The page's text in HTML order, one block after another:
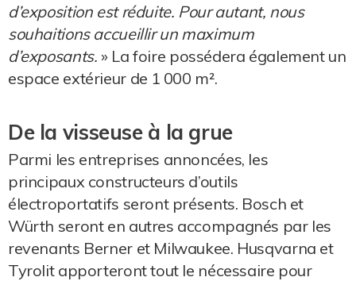
d’exposition est réduite. Pour autant, nous
souhaitions accueillir un maximum
d’exposants. » La foire possédera également un
espace extérieur de 1 000 m².
De la visseuse à la grue
Parmi les entreprises annoncées, les
principaux constructeurs d’outils
électroportatifs seront présents. Bosch et
Würth seront en autres accompagnés par les
revenants Berner et Milwaukee. Husqvarna et
Tyrolit apporteront tout le nécessaire pour